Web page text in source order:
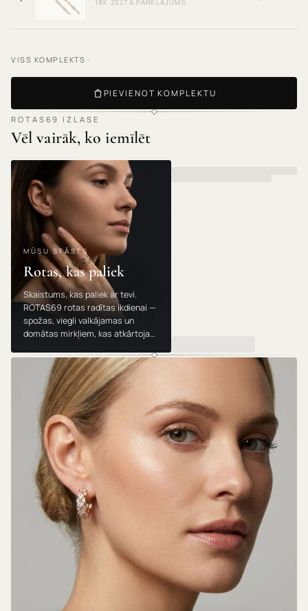
18K ZELTA PĀRKLĀJUMS
VISS KOMPLEKTS ·
PIEVIENOT KOMPLEKTU
ROTAS69 IZLASE
Vēl vairāk, ko iemīlēt
MŪSU STĀSTS
Rotas, kas paliek
Skaistums, kas paliek ar tevi.
ROTAS69 rotas radītas ikdienai —
spožas, viegli valkājamas un
domātas mirkļiem, kas atkārtojas.
gada.